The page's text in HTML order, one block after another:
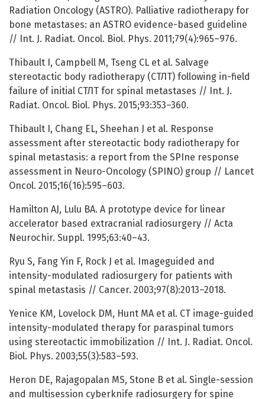
Radiation Oncology (ASTRO). Palliative radiotherapy for
bone metastases: an ASTRO evidence-based guideline
// Int. J. Radiat. Oncol. Biol. Phys. 2011;79(4):965–976.
Thibault I, Campbell M, Tseng CL et al. Salvage
stereotactic body radiotherapy (СТЛТ) following in-field
failure of initial СТЛТ for spinal metastases // Int. J.
Radiat. Oncol. Biol. Phys. 2015;93:353–360.
Thibault I, Chang EL, Sheehan J et al. Response
assessment after stereotactic body radiotherapy for
spinal metastasis: a report from the SPIne response
assessment in Neuro-Oncology (SPINO) group // Lancet
Oncol. 2015;16(16):595–603.
Hamilton AJ, Lulu BA. A prototype device for linear
accelerator based extracranial radiosurgery // Acta
Neurochir. Suppl. 1995;63:40–43.
Ryu S, Fang Yin F, Rock J et al. Imageguided and
intensity-modulated radiosurgery for patients with
spinal metastasis // Cancer. 2003;97(8):2013–2018.
Yenice KM, Lovelock DM, Hunt MA et al. CT image-guided
intensity-modulated therapy for paraspinal tumors
using stereotactic immobilization // Int. J. Radiat. Oncol.
Biol. Phys. 2003;55(3):583–593.
Heron DE, Rajagopalan MS, Stone B et al. Single-session
and multisession cyberknife radiosurgery for spine